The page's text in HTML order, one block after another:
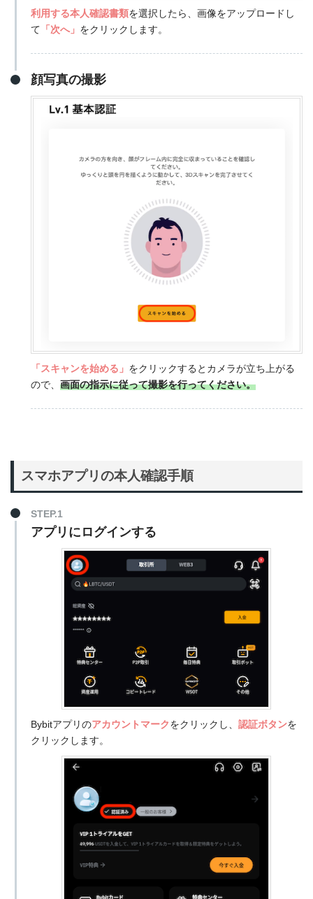
利用する本人確認書類を選択したら、画像をアップロードし
て 「次へ」 をクリックします。
顔写真の撮影
「スキャンを始める」 をクリックするとカメラが立ち上がる
ので、 画面の指示に従って撮影を行ってください。
スマホアプリの本人確認手順
STEP.1
アプリにログインする
Bybitアプリのアカウントマークをクリックし、 認証ボタンを
クリックします。